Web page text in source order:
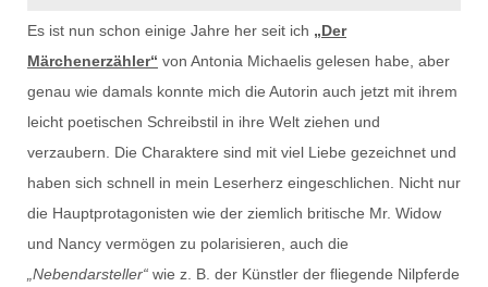
Es ist nun schon einige Jahre her seit ich „Der
Märchenerzähler“ von Antonia Michaelis gelesen habe, aber
genau wie damals konnte mich die Autorin auch jetzt mit ihrem
leicht poetischen Schreibstil in ihre Welt ziehen und
verzaubern. Die Charaktere sind mit viel Liebe gezeichnet und
haben sich schnell in mein Leserherz eingeschlichen. Nicht nur
die Hauptprotagonisten wie der ziemlich britische Mr. Widow
und Nancy vermögen zu polarisieren, auch die
„Nebendarsteller“ wie z. B. der Künstler der fliegende Nilpferde